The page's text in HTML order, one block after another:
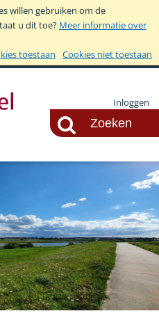
willen gebruiken om de
u dit toe? Meer informatie over
toestaan
Cookies niet toestaan
Inloggen